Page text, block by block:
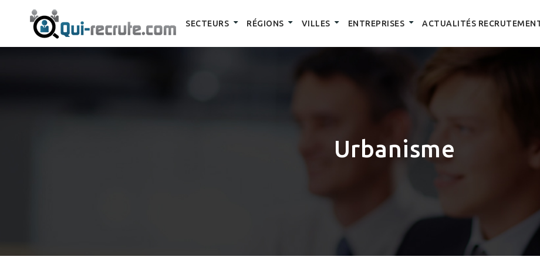
SECTEURS RÉGIONS VILLES ENTREPRISES ACTUALITÉS
Urbanisme